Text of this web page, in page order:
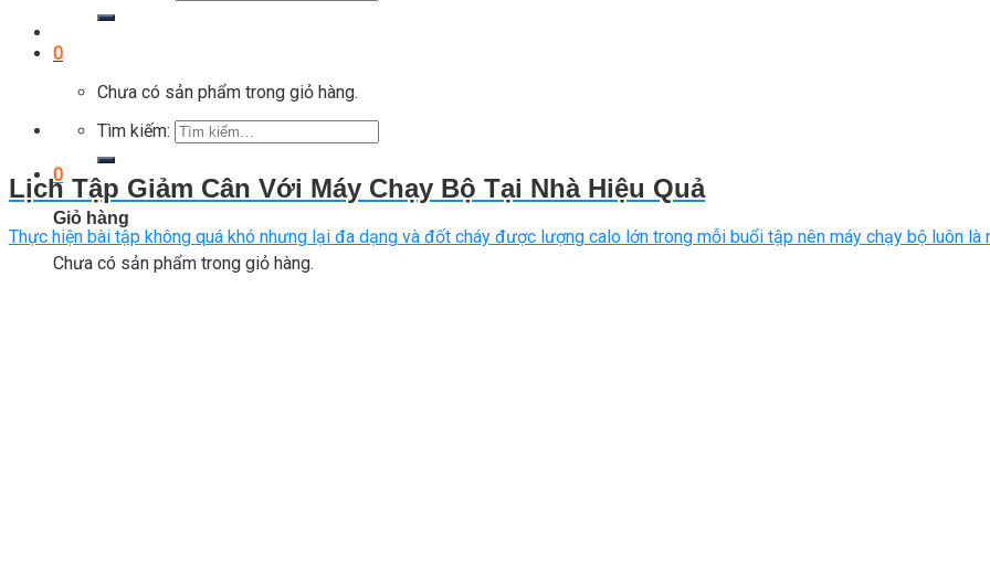
0
Chưa có sản phẩm trong giỏ hàng.
Tìm kiếm:
0
Giỏ hàng
Chưa có sản phẩm trong giỏ hàng.
Lịch Tập Giảm Cân Với Máy Chạy Bộ Tại Nhà Hiệu Quả
Thực hiện bài tập không quá khó nhưng lại đa dạng và đốt cháy được lượng calo lớn trong mỗi buổi tập nên máy chạy bộ luôn là